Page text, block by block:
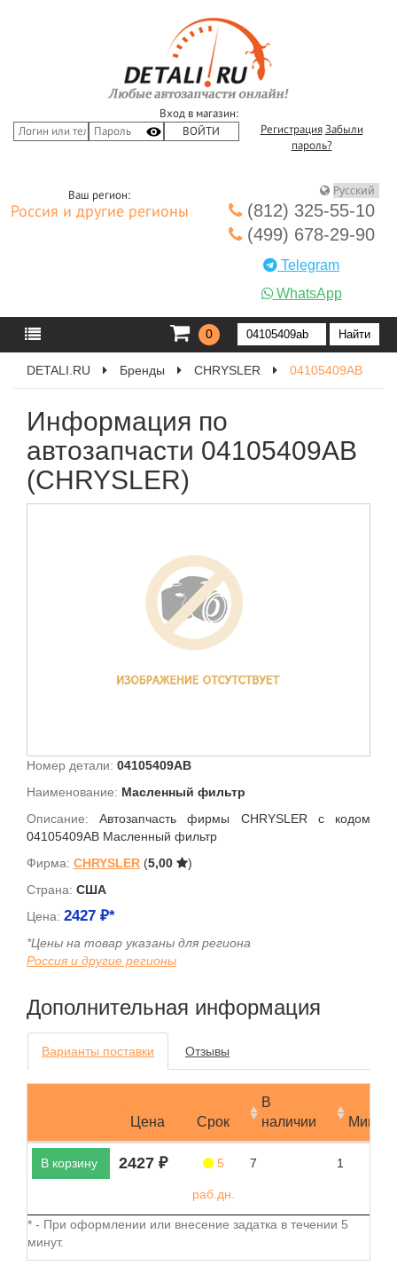
Вход в магазин:
Регистрация Забыли
пароль?
Ваш регион:
Россия и другие регионы
(812) 325-55-10
(499) 678-29-90
Telegram
WhatsApp
0
DETALI.RU Бренды CHRYSLER 04105409AB
Информация по
автозапчасти 04105409AB
(CHRYSLER)
Номер детали: 04105409AB
Наименование: Масленный фильтр
Описание:Автозапчасть фирмы CHRYSLER с кодом
04105409AB Масленный фильтр
Фирма: CHRYSLER (5,00
)
Страна: США
Цена: 2427 ₽*
*Цены на товар указаны для региона
Россия и другие регионы
Дополнительная информация
Варианты поставки Отзывы
Цена Срок
В
наличии
В корзину 2427 ₽ 5
раб.дн.
7 1
* - При оформлении или внесение задатка в течении 5
минут.